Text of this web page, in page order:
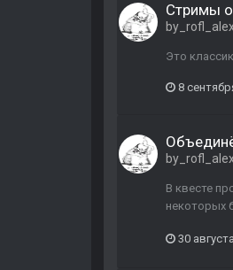
Стримы
Это
8
В квесте
некоторых
30